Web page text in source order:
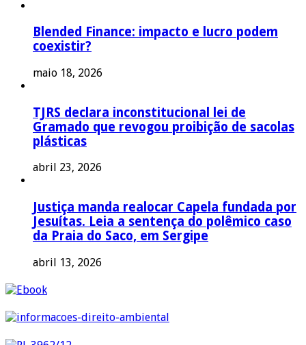
Blended Finance: impacto e lucro podem
coexistir?
maio 18, 2026
TJRS declara inconstitucional lei de
Gramado que revogou proibição de sacolas
plásticas
abril 23, 2026
Justiça manda realocar Capela fundada por
Jesuítas. Leia a sentença do polêmico caso
da Praia do Saco, em Sergipe
abril 13, 2026